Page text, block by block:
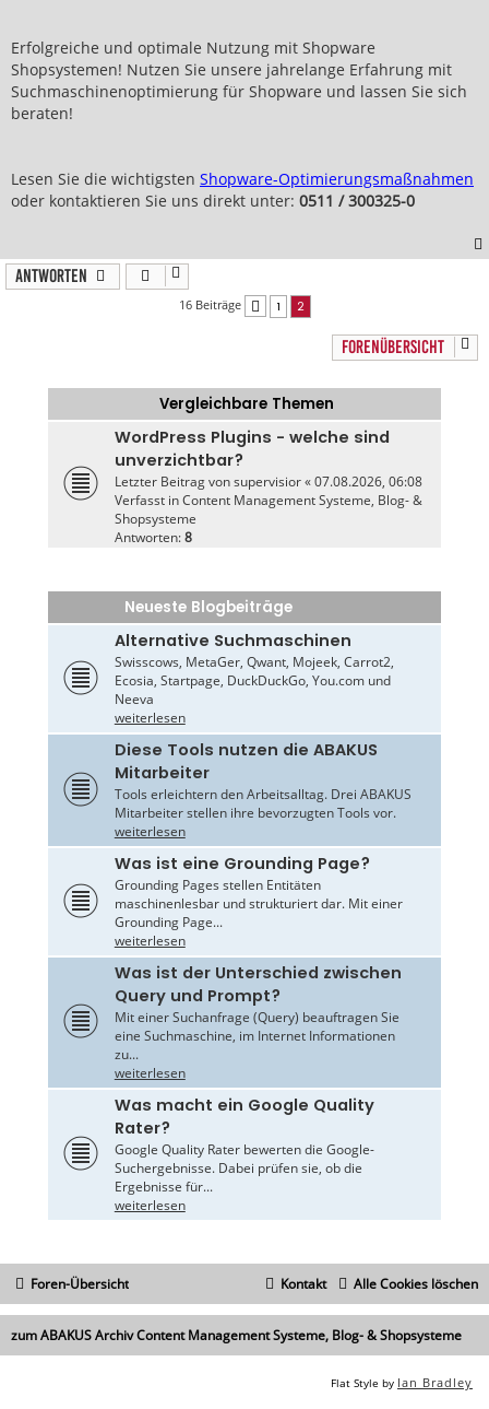
Erfolgreiche und optimale Nutzung mit Shopware
Shopsystemen! Nutzen Sie unsere jahrelange Erfahrung mit
Suchmaschinenoptimierung für Shopware und lassen Sie sich
beraten!
Lesen Sie die wichtigsten Shopware-Optimierungsmaßnahmen
oder kontaktieren Sie uns direkt unter: 0511 / 300325-0
Antworten
16 Beiträge Vorherige
1 2
FORENÜBERSICHT
Vergleichbare Themen
WordPress Plugins - welche sind
unverzichtbar?
Letzter Beitrag vonsupervisior«07.08.2026, 06:08
Verfasst inContent Management Systeme, Blog- &
Shopsysteme
Antworten:8
Neueste Blogbeiträge
Alternative Suchmaschinen
Swisscows, MetaGer, Qwant, Mojeek, Carrot2,
Ecosia, Startpage, DuckDuckGo, You.com und
Neeva
weiterlesen
Diese Tools nutzen die ABAKUS
Mitarbeiter
Tools erleichtern den Arbeitsalltag. Drei ABAKUS
Mitarbeiter stellen ihre bevorzugten Tools vor.
weiterlesen
Was ist eine Grounding Page?
Grounding Pages stellen Entitäten
maschinenlesbar und strukturiert dar. Mit einer
Grounding Page...
weiterlesen
Was ist der Unterschied zwischen
Query und Prompt?
Mit einer Suchanfrage (Query) beauftragen Sie
eine Suchmaschine, im Internet Informationen
zu...
weiterlesen
Was macht ein Google Quality
Rater?
Google Quality Rater bewerten die Google-
Suchergebnisse. Dabei prüfen sie, ob die
Ergebnisse für...
weiterlesen
Foren-Übersicht Alle Cookies löschen
Kontakt
zum ABAKUS Archiv Content Management Systeme, Blog- & Shopsysteme
Flat Style by Ian Bradley